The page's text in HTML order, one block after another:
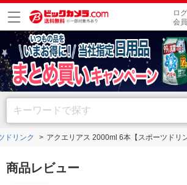
ロ
会
ドリンク アクエリアス 2000ml 6本【スポーツド
商品レビュー